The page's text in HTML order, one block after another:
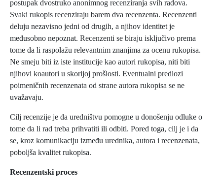
postupak dvostruko anonimnog recenziranja svih radova.
Svaki rukopis recenziraju barem dva recenzenta. Recenzenti
deluju nezavisno jedni od drugih, a njihov identitet je
međusobno nepoznat. Recenzenti se biraju isključivo prema
tome da li raspolažu relevantnim znanjima za ocenu rukopisa.
Ne smeju biti iz iste institucije kao autori rukopisa, niti biti
njihovi koautori u skorijoj prošlosti. Eventualni predlozi
poimeničnih recenzenata od strane autora rukopisa se ne
uvažavaju.
Cilj recenzije je da uredništvu pomogne u donošenju odluke o
tome da li rad treba prihvatiti ili odbiti. Pored toga, cilj je i da
se, kroz komunikaciju između urednika, autora i recenzenata,
poboljša kvalitet rukopisa.
Recenzentski proces